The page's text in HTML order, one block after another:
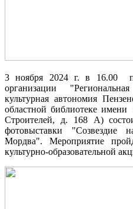
3 ноября 2024 г. в 16.00
организации
культурная автономия
областной библиотеке
Строителей, д. 168 А)
фотовыставки "Созвездие
Мордва". Мероприятие
культурно-образовательной